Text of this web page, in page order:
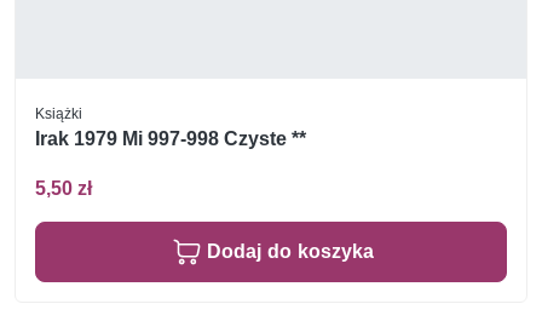
Książki
Irak 1979 Mi 997-998 Czyste **
5,50 zł
Dodaj do koszyka